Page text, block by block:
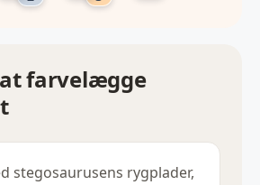
farvelægge
stegosaurusens rygplader,